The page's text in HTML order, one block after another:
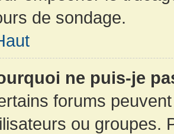
de sondage.
ne puis-je
forums
ou groupes.